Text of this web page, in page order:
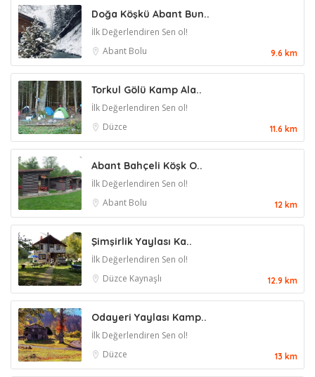
Doğa Köşkü Abant Bun..
İlk Değerlendiren Sen ol!
Abant Bolu 9.6 km
Torkul Gölü Kamp Ala..
İlk Değerlendiren Sen ol!
Düzce
11.6 km
Abant Bahçeli Köşk O..
İlk Değerlendiren Sen ol!
Abant Bolu 12 km
Şimşirlik Yaylası Ka..
İlk Değerlendiren Sen ol!
Düzce Kaynaşlı 12.9 km
Odayeri Yaylası Kamp..
İlk Değerlendiren Sen ol!
Düzce
13 km